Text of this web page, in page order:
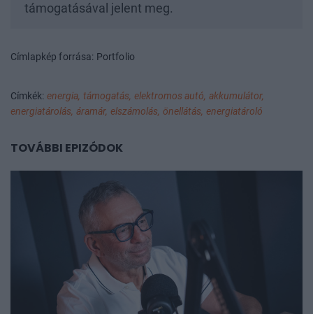
támogatásával jelent meg.
Címlapkép forrása: Portfolio
Címkék: energia, támogatás, elektromos autó, akkumulátor,
energiatárolás, áramár, elszámolás, önellátás, energiatároló
TOVÁBBI EPIZÓDOK